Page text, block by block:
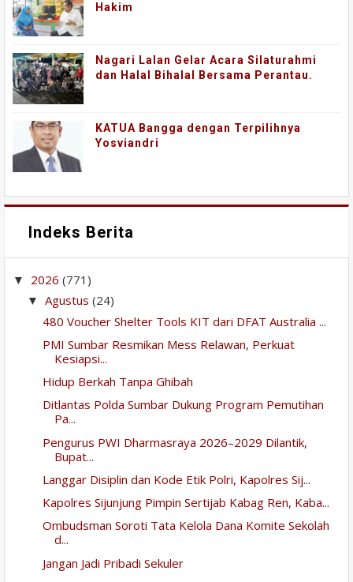
Hakim
Nagari Lalan Gelar Acara Silaturahmi
dan Halal Bihalal Bersama Perantau.
KATUA Bangga dengan Terpilihnya
Yosviandri
Indeks Berita
▼ 2026 (771)
▼ Agustus (24)
480 Voucher Shelter Tools KIT dari DFAT Australia ...
PMI Sumbar Resmikan Mess Relawan, Perkuat
Kesiapsi...
Hidup Berkah Tanpa Ghibah
Ditlantas Polda Sumbar Dukung Program Pemutihan
Pa...
Pengurus PWI Dharmasraya 2026–2029 Dilantik,
Bupat...
Langgar Disiplin dan Kode Etik Polri, Kapolres Sij...
Kapolres Sijunjung Pimpin Sertijab Kabag Ren, Kaba...
Ombudsman Soroti Tata Kelola Dana Komite Sekolah
d...
Jangan Jadi Pribadi Sekuler